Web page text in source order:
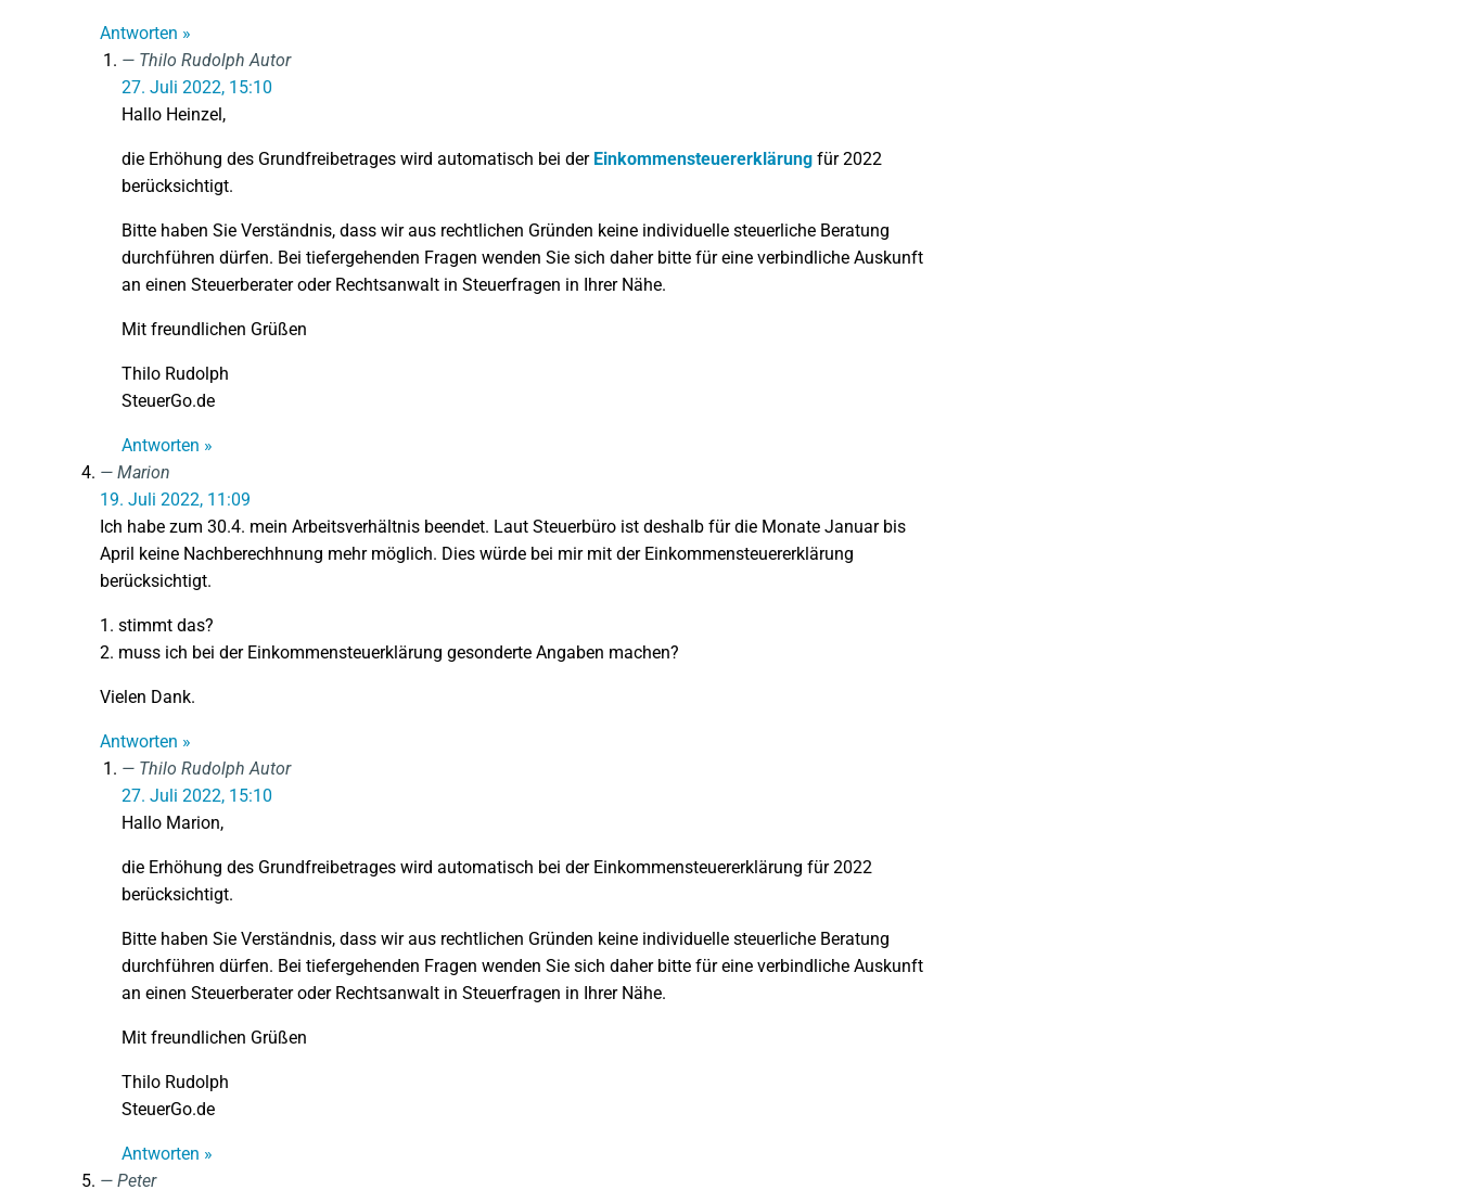
Antworten »
Thilo Rudolph Autor
27. Juli 2022, 15:10
Hallo Heinzel,
die Erhöhung des Grundfreibetrages wird automatisch bei der Einkommensteuererklärung für 2022
berücksichtigt.
Bitte haben Sie Verständnis, dass wir aus rechtlichen Gründen keine individuelle steuerliche Beratung
durchführen dürfen. Bei tiefergehenden Fragen wenden Sie sich daher bitte für eine verbindliche Auskunft
an einen Steuerberater oder Rechtsanwalt in Steuerfragen in Ihrer Nähe.
Mit freundlichen Grüßen
Thilo Rudolph
SteuerGo.de
Antworten »
Marion
19. Juli 2022, 11:09
Ich habe zum 30.4. mein Arbeitsverhältnis beendet. Laut Steuerbüro ist deshalb für die Monate Januar bis
April keine Nachberechhnung mehr möglich. Dies würde bei mir mit der Einkommensteuererklärung
berücksichtigt.
1. stimmt das?
2. muss ich bei der Einkommensteuerklärung gesonderte Angaben machen?
Vielen Dank.
Antworten »
Thilo Rudolph Autor
27. Juli 2022, 15:10
Hallo Marion,
die Erhöhung des Grundfreibetrages wird automatisch bei der Einkommensteuererklärung für 2022
berücksichtigt.
Bitte haben Sie Verständnis, dass wir aus rechtlichen Gründen keine individuelle steuerliche Beratung
durchführen dürfen. Bei tiefergehenden Fragen wenden Sie sich daher bitte für eine verbindliche Auskunft
an einen Steuerberater oder Rechtsanwalt in Steuerfragen in Ihrer Nähe.
Mit freundlichen Grüßen
Thilo Rudolph
SteuerGo.de
Antworten »
Peter